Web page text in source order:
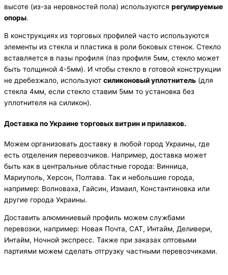
высоте (из-за неровностей пола) используются регулируемые
опоры.
В конструкциях из торговых профилей часто используются
элементы из стекла и пластика в роли боковых стенок. Стекло
вставляется в пазы профиля (паз профиля 5мм, стекло может
быть толщиной 4-5мм). И чтобы стекло в готовой конструкции
не дребезжало, используют силиконовый уплотнитель (для
стекла 4мм, если стекло ставим 5мм то установка без
уплотнителя на силикон).
Доставка по Украине торговых витрин и прилавков.
Можем организовать доставку в любой город Украины, где
есть отделения перевозчиков. Например, доставка может
быть как в центральные областные города: Винница,
Мариуполь, Херсон, Полтава. Так и небольшие города,
например: Волноваха, Гайсин, Измаил, Константиновка или
другие города Украины.
Доставить алюминиевый профиль можем службами
перевозки, например: Новая Почта, САТ, Интайм, Деливери,
Интайм, Ночной экспресс. Также при заказах оптовыми
партиями можем сделать отгрузку частными перевозчиками.